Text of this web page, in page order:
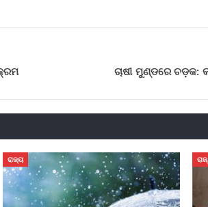
ଚାଷୀ ମୁଣ୍ଡରେ ଚଡ଼କ:
ରାଜ୍ୟ